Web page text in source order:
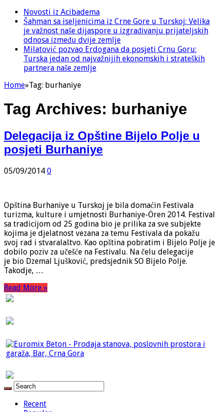
Novosti iz Acibadema
Šahman sa iseljenicima iz Crne Gore u Turskoj: Velika
je važnost naše dijaspore u izgrađivanju prijateljskih
odnosa između dvije zemlje
Milatović pozvao Erdogana da posjeti Crnu Goru:
Turska jedan od najvažnijih ekonomskih i strateških
partnera naše zemlje
Home»Tag: burhaniye
Tag Archives: burhaniye
Delegacija iz Opštine Bijelo Polje u
posjeti Burhaniye
05/09/2014 0
Opština Burhaniye u Turskoj je bila domaćin Festivala
turizma, kulture i umjetnosti Burhaniye-Ören 2014. Festival
sa tradicijom od 25 godina bio je prilika za sve subjekte
kojima je djelatnost vezana za temu Festivala da pokažu
svoj rad i stvaralaštvo. Kao opština pobratim i Bijelo Polje je
dobilo poziv za učešće na Festivalu. Na čelu delegacije
je bio Dzemal Ljušković, predsjednik SO Bijelo Polje.
Takodje, …
Read More »
Recent